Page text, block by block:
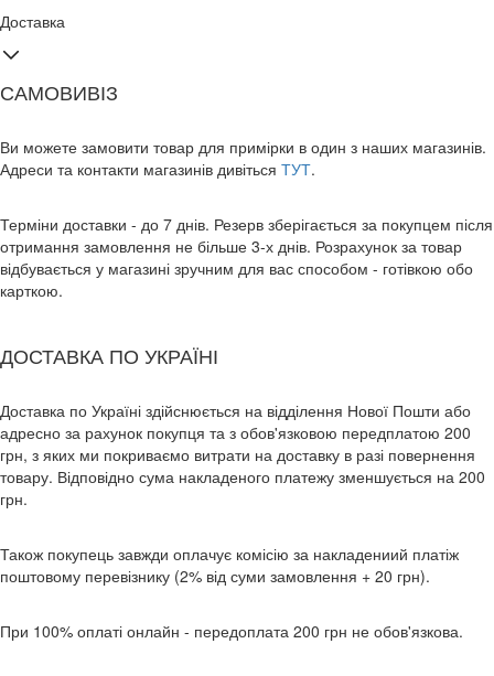
Доставка
САМОВИВІЗ
Ви можете замовити товар для примірки в один з наших магазинів.
Адреси та контакти магазинів дивіться ТУТ.
Терміни доставки - до 7 днів. Резерв зберігається за покупцем після
отримання замовлення не більше 3-х днів. Розрахунок за товар
відбувається у магазині зручним для вас способом - готівкою обо
карткою.
ДОСТАВКА ПО УКРАЇНІ
Доставка по Україні здійснюється на відділення Нової Пошти або
адресно за рахунок покупця та з обов'язковою передплатою 200
грн, з яких ми покриваємо витрати на доставку в разі повернення
товару. Відповідно сума накладеного платежу зменшується на 200
грн.
Також покупець завжди оплачує комісію за накладениий платіж
поштовому перевізнику (2% від суми замовлення + 20 грн).
При 100% оплаті онлайн - передоплата 200 грн не обов'язкова.